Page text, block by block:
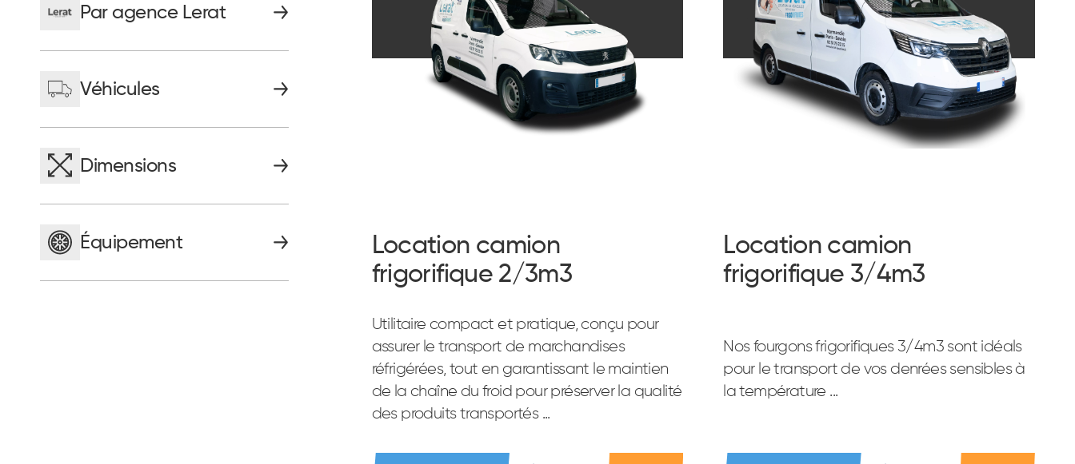
Par agence Lerat
Véhicules
Dimensions
Équipement
Location camion
frigorifique 2/3m3
Utilitaire compact et pratique, conçu pour
assurer le transport de marchandises
réfrigérées, tout en garantissant le maintien
de la chaîne du froid pour préserver la qualité
des produits transportés ...
Location camion
frigorifique 3/4m3
Nos fourgons frigorifiques 3/4m3 sont idéals
pour le transport de vos denrées sensibles à
la température ...